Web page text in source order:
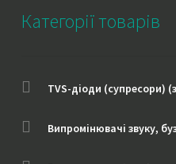
Категорії товарів
TVS-діоди (супресори)
Випромінювачі звуку,